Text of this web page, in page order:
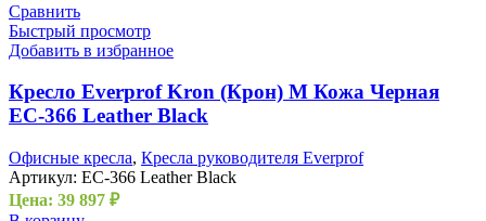
Сравнить
Быстрый просмотр
Добавить в избранное
Кресло Everprof Kron (Крон) M Кожа Черная
EC-366 Leather Black
Офисные кресла, Кресла руководителя Everprof
Артикул: EC-366 Leather Black
Цена: 39 897 ₽